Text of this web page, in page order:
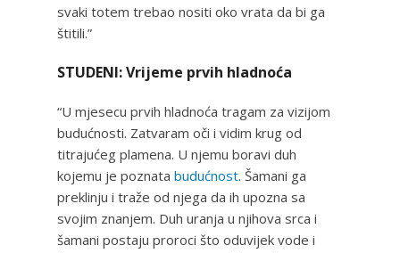
svaki totem trebao nositi oko vrata da bi ga
štitili.”
STUDENI: Vrijeme prvih hladnoća
“U mjesecu prvih hladnoća tragam za vizijom
budućnosti. Zatvaram oči i vidim krug od
titrajućeg plamena. U njemu boravi duh
kojemu je poznata budućnost. Šamani ga
preklinju i traže od njega da ih upozna sa
svojim znanjem. Duh uranja u njihova srca i
šamani postaju proroci što oduvijek vode i